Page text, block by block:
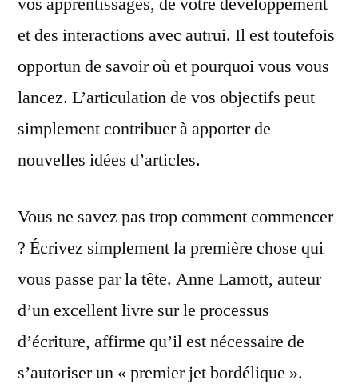
et des interactions avec autrui. Il est toutefois
opportun de savoir où et pourquoi vous vous
lancez. L’articulation de vos objectifs peut
simplement contribuer à apporter de
nouvelles idées d’articles.
Vous ne savez pas trop comment commencer
? Écrivez simplement la première chose qui
vous passe par la tête. Anne Lamott, auteur
d’un excellent livre sur le processus
d’écriture, affirme qu’il est nécessaire de
s’autoriser un « premier jet bordélique ».